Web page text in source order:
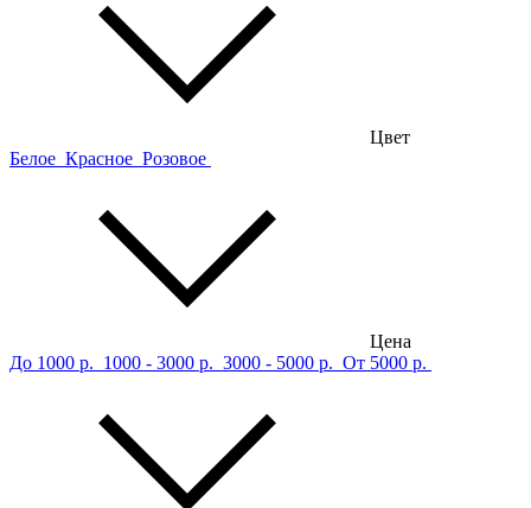
Цвет
Белое Красное Розовое
Цена
До 1000 р. 1000 - 3000 р. 3000 - 5000 р. От 5000 р.